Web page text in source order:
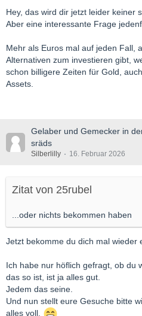
Hey, das wird dir jetzt leider keiner
Aber eine interessante Frage
Mehr als Euros mal auf jeden Fall,
Alternativen zum investieren gibt,
schon billigere Zeiten für Gold,
Assets.
Gelaber und Gemecker in
sräds
Silberlilly 16. Februar 2026
Zitat von 25rubel
...oder nichts bekommen haben
Jetzt bekomme du dich mal wieder
Ich habe nur höflich gefragt, ob du
das so ist, ist ja alles gut.
Jedem das seine.
Und nun stellt eure Gesuche bitte
alles voll.